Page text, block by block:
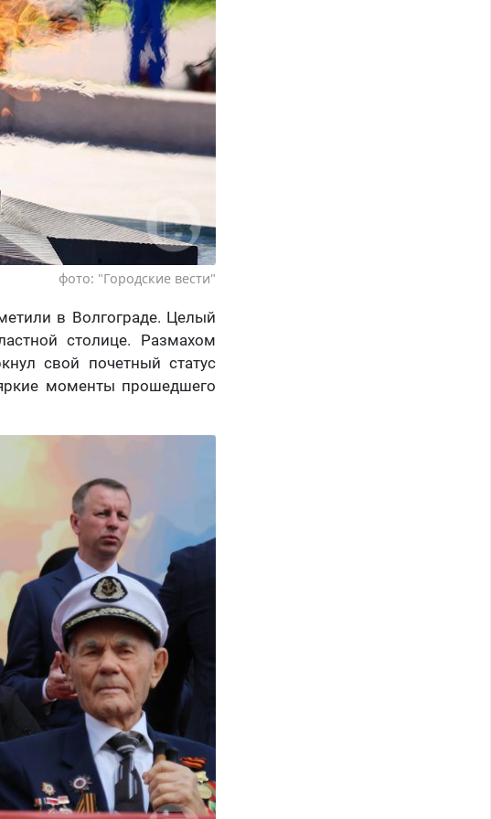
фото: "Городские вести"
в Волгограде. Целый
столице. Размахом
свой почетный статус
моменты прошедшего